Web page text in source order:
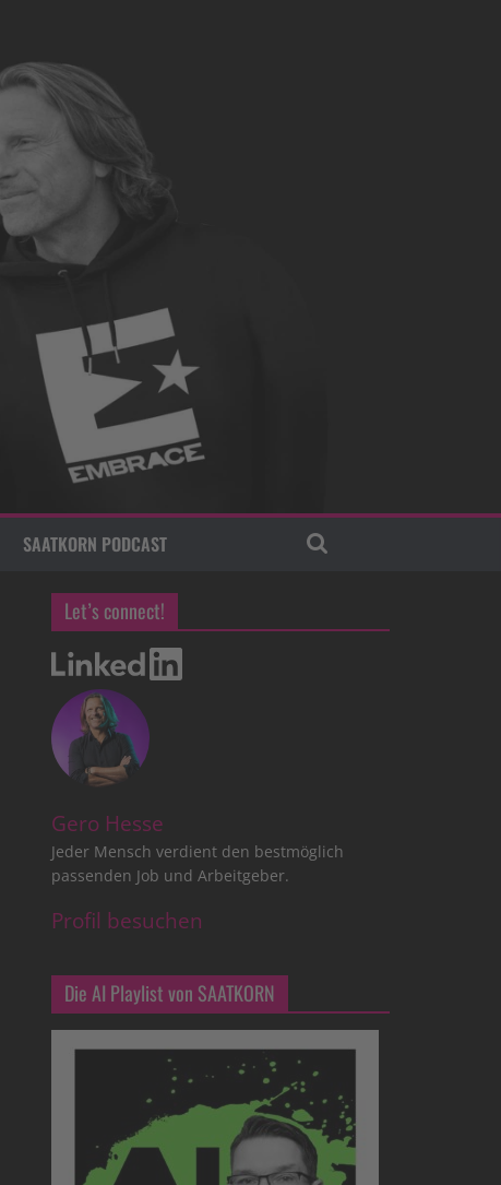
SAATKORN PODCAST
Let’s connect!
Gero Hesse
Jeder Mensch verdient den bestmöglich
passenden Job und Arbeitgeber.
Profil besuchen
Die AI Playlist von SAATKORN